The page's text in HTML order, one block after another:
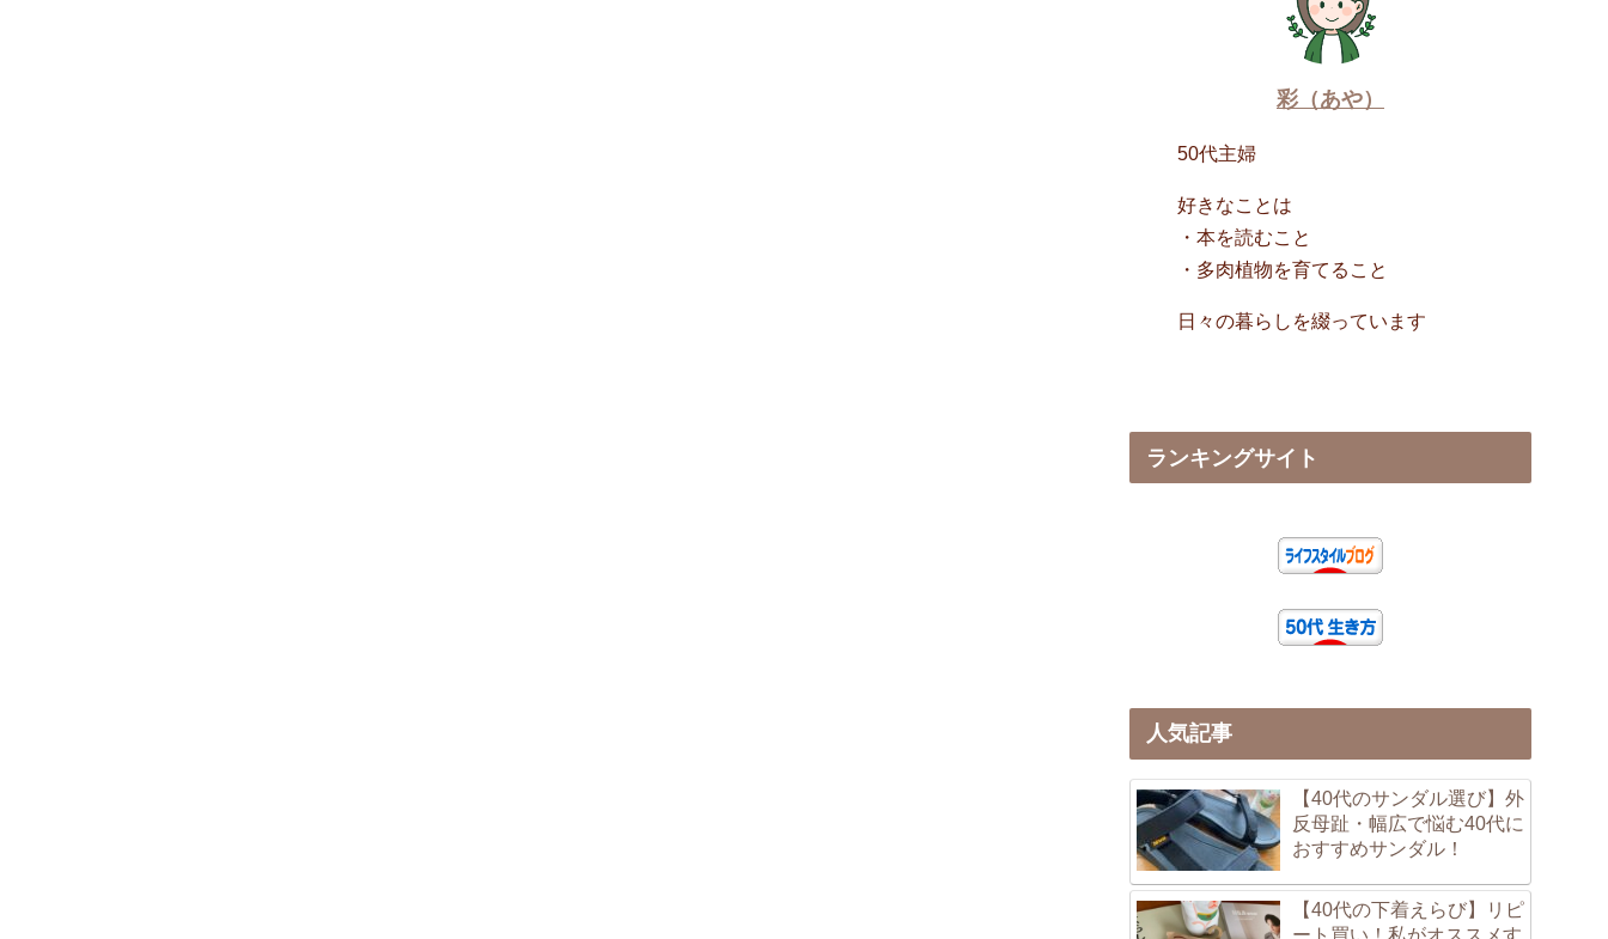
彩（あや）
50代主婦
好きなことは
・本を読むこと
・多肉植物を育てること
日々の暮らしを綴っています
ランキングサイト
人気記事
【40代のサンダル選び】外
反母趾・幅広で悩む40代に
おすすめサンダル！
【40代の下着えらび】リピ
ート買い！私がオススメす